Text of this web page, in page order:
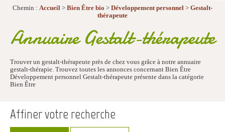
Chemin : Accueil > Bien Être bio > Développement personnel > Gestalt-
thérapeute
Annuaire Gestalt-thérapeute
Trouver un gestalt-thérapeute près de chez vous grâce à notre annuaire
gestalt-thérapie. Trouvez toutes les annonces concernant Bien Être
Développement personnel Gestalt-thérapeute présente dans la catégorie
Bien Être
Affiner votre recherche